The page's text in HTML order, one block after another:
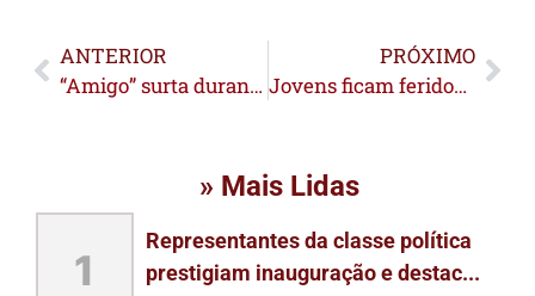
ANTERIOR
“Amigo” surta durante uso de droga e tenta matar em Rio Branco
PRÓXIMO
Jovens ficam feridos em acidente envolvendo motocicletas em Sena Madureira
» Mais Lidas
1
Representantes da classe política
prestigiam inauguração e destac...